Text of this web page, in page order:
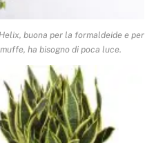
buona per la formaldeide e per
ha bisogno di poca luce.